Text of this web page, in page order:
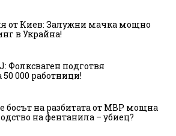
от Киев: Залужни мачка мощно
в Украйна!
Фолксваген подготвя
000 работници!
босът на разбитата от МВР мощна
на фентанила – убиец?